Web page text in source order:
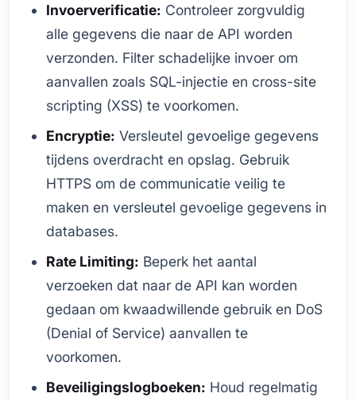
Invoerverificatie: Controleer zorgvuldig
alle gegevens die naar de API worden
verzonden. Filter schadelijke invoer om
aanvallen zoals SQL-injectie en cross-site
scripting (XSS) te voorkomen.
Encryptie: Versleutel gevoelige gegevens
tijdens overdracht en opslag. Gebruik
HTTPS om de communicatie veilig te
maken en versleutel gevoelige gegevens in
databases.
Rate Limiting: Beperk het aantal
verzoeken dat naar de API kan worden
gedaan om kwaadwillende gebruik en DoS
(Denial of Service) aanvallen te
voorkomen.
Beveiligingslogboeken: Houd regelmatig